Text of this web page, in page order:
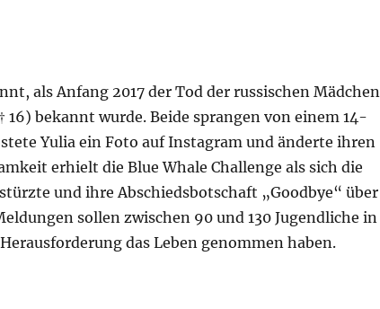
als Anfang 2017 der Tod der russischen Mädchen
bekannt wurde. Beide sprangen von einem 14-
Yulia ein Foto auf Instagram und änderte ihren
erhielt die Blue Whale Challenge als sich die
und ihre Abschiedsbotschaft „Goodbye“ über
sollen zwischen 90 und 130 Jugendliche in
das Leben genommen haben.